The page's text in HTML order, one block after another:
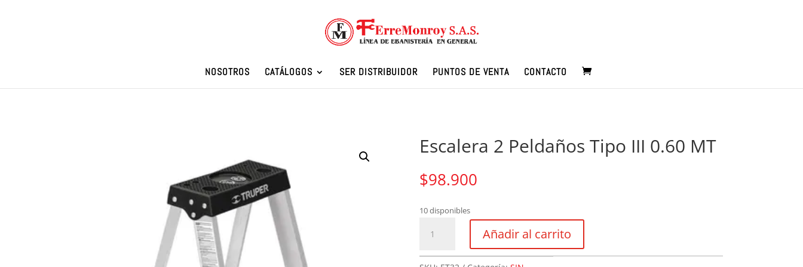
NOSOTROS CATÁLOGOS SER DISTRIBUIDOR PUNTOS DE VENTA CONTACTO
Escalera 2 Peldaños Tipo III 0.60 MT
$98.900
10 disponibles
Añadir al carrito